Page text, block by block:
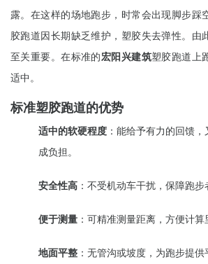
露。在这样的场地跑步，时常会出现脚步踩
胶跑道因长期缺乏维护，塑胶失去弹性。由
至关重要。在标准的宏阳兴建筑塑胶跑道上
适中。
标准塑胶跑道的优势
适中的软硬程度 ：能给予有力的回馈
成负担。
安全性高 ：不受机动车干扰，保障跑步
便于测量 ：可精准测量距离，方便计算
地面平整 ：无管沟或坡度，为跑步提供